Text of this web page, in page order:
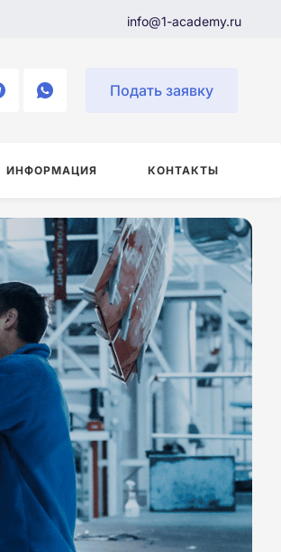
info@1-academy.ru
Подать заявку
ИНФОРМАЦИЯ КОНТАКТЫ